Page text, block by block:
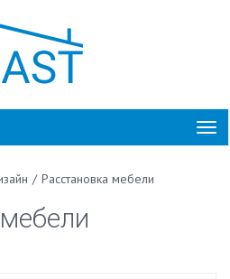
/ Расстановка мебели